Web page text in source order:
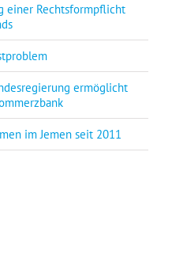
einer Rechtsformpflicht
ermöglicht
im Jemen seit 2011